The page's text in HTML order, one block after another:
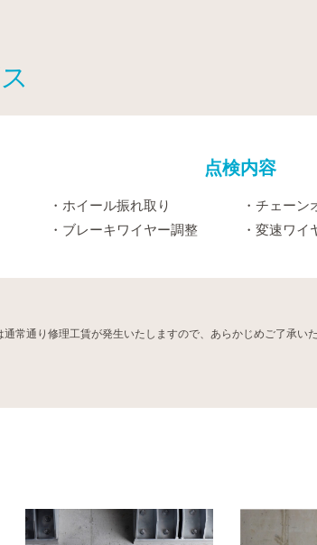
点検内容
ホイール振れ取り チェーン
ブレーキワイヤー調整 変速ワイ
常通り修理工賃が発生いたしますので、あらかじめご了承い